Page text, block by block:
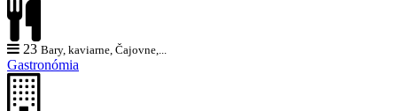
23 Bary, kaviarne, Čajovne,...
Gastronómia